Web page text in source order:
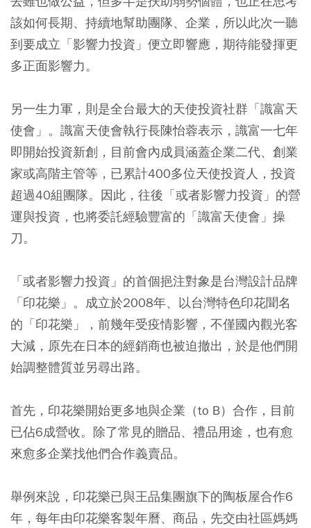
該如何長期、持續地幫助團隊、企業，所以此次一聽
到要成立「影響力投資」便立即響應，期待能發揮更
多正面影響力。
另一生力軍，則是全台最大的天使投資社群「識富天
使會」。識富天使會執行長陳怡蓉表示，識富一七年
即開始投資新創，目前會內成員涵蓋企業二代、創業
家或高階主管等，已累計400多位天使投資人，投資
超過40組團隊。因此，往後「或者影響力投資」的營
運與投資，也將委託經驗豐富的「識富天使會」操
刀。
「或者影響力投資」的首個挹注對象是台灣設計品牌
「印花樂」。成立於2008年、以台灣特色印花聞名
的「印花樂」，前幾年受疫情影響，不僅國內觀光客
大減，原先在日本的經銷商也被迫撤出，於是他們開
始調整體質並另尋出路。
首先，印花樂開始更多地與企業（to B）合作，目前
已佔6成營收。除了常見的贈品、禮品用途，也有愈
來愈多企業找他們合作義賣品。
舉例來說，印花樂已與王品集團旗下的陶板屋合作6
年，每年由印花樂客製年曆、商品，先交由社區媽媽